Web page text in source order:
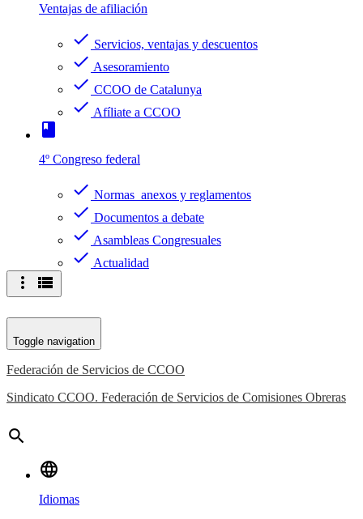
Ventajas de afiliación
check Servicios, ventajas y descuentos
check Asesoramiento
check CCOO de Catalunya
check Afíliate a CCOO
book
4º Congreso federal
check Normas anexos y reglamentos
check Documentos a debate
check Asambleas Congresuales
check Actualidad
more_vert view_list
Toggle navigation
Federación de Servicios de CCOO
Sindicato CCOO. Federación de Servicios de Comisiones Obreras
search
language
Idiomas